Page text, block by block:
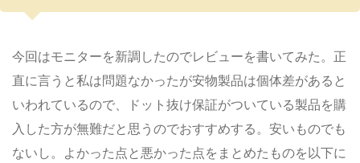
今回はモニターを新調したのでレビューを書いてみた。正
直に言うと私は問題なかったが安物製品は個体差があると
いわれているので、ドット抜け保証がついている製品を購
入した方が無難だと思うのでおすすめする。安いものでも
ないし。よかった点と悪かった点をまとめたものを以下に